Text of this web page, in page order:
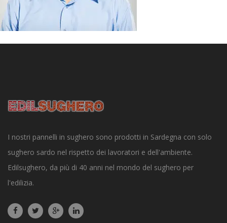
I nostri pannelli in sughero sono prodotti in Sardegna con solo
sughero sardo nel rispetto dei lavoratori e dell'ambiente.
Edilsughero, da più di 40 anni nel mondo del sughero per
l'edilizia.